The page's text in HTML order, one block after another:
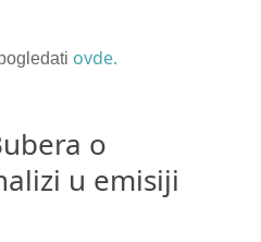
ovde.
o
u emisiji